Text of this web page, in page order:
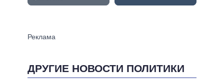
ДРУГИЕ НОВОСТИ ПОЛИТИКИ